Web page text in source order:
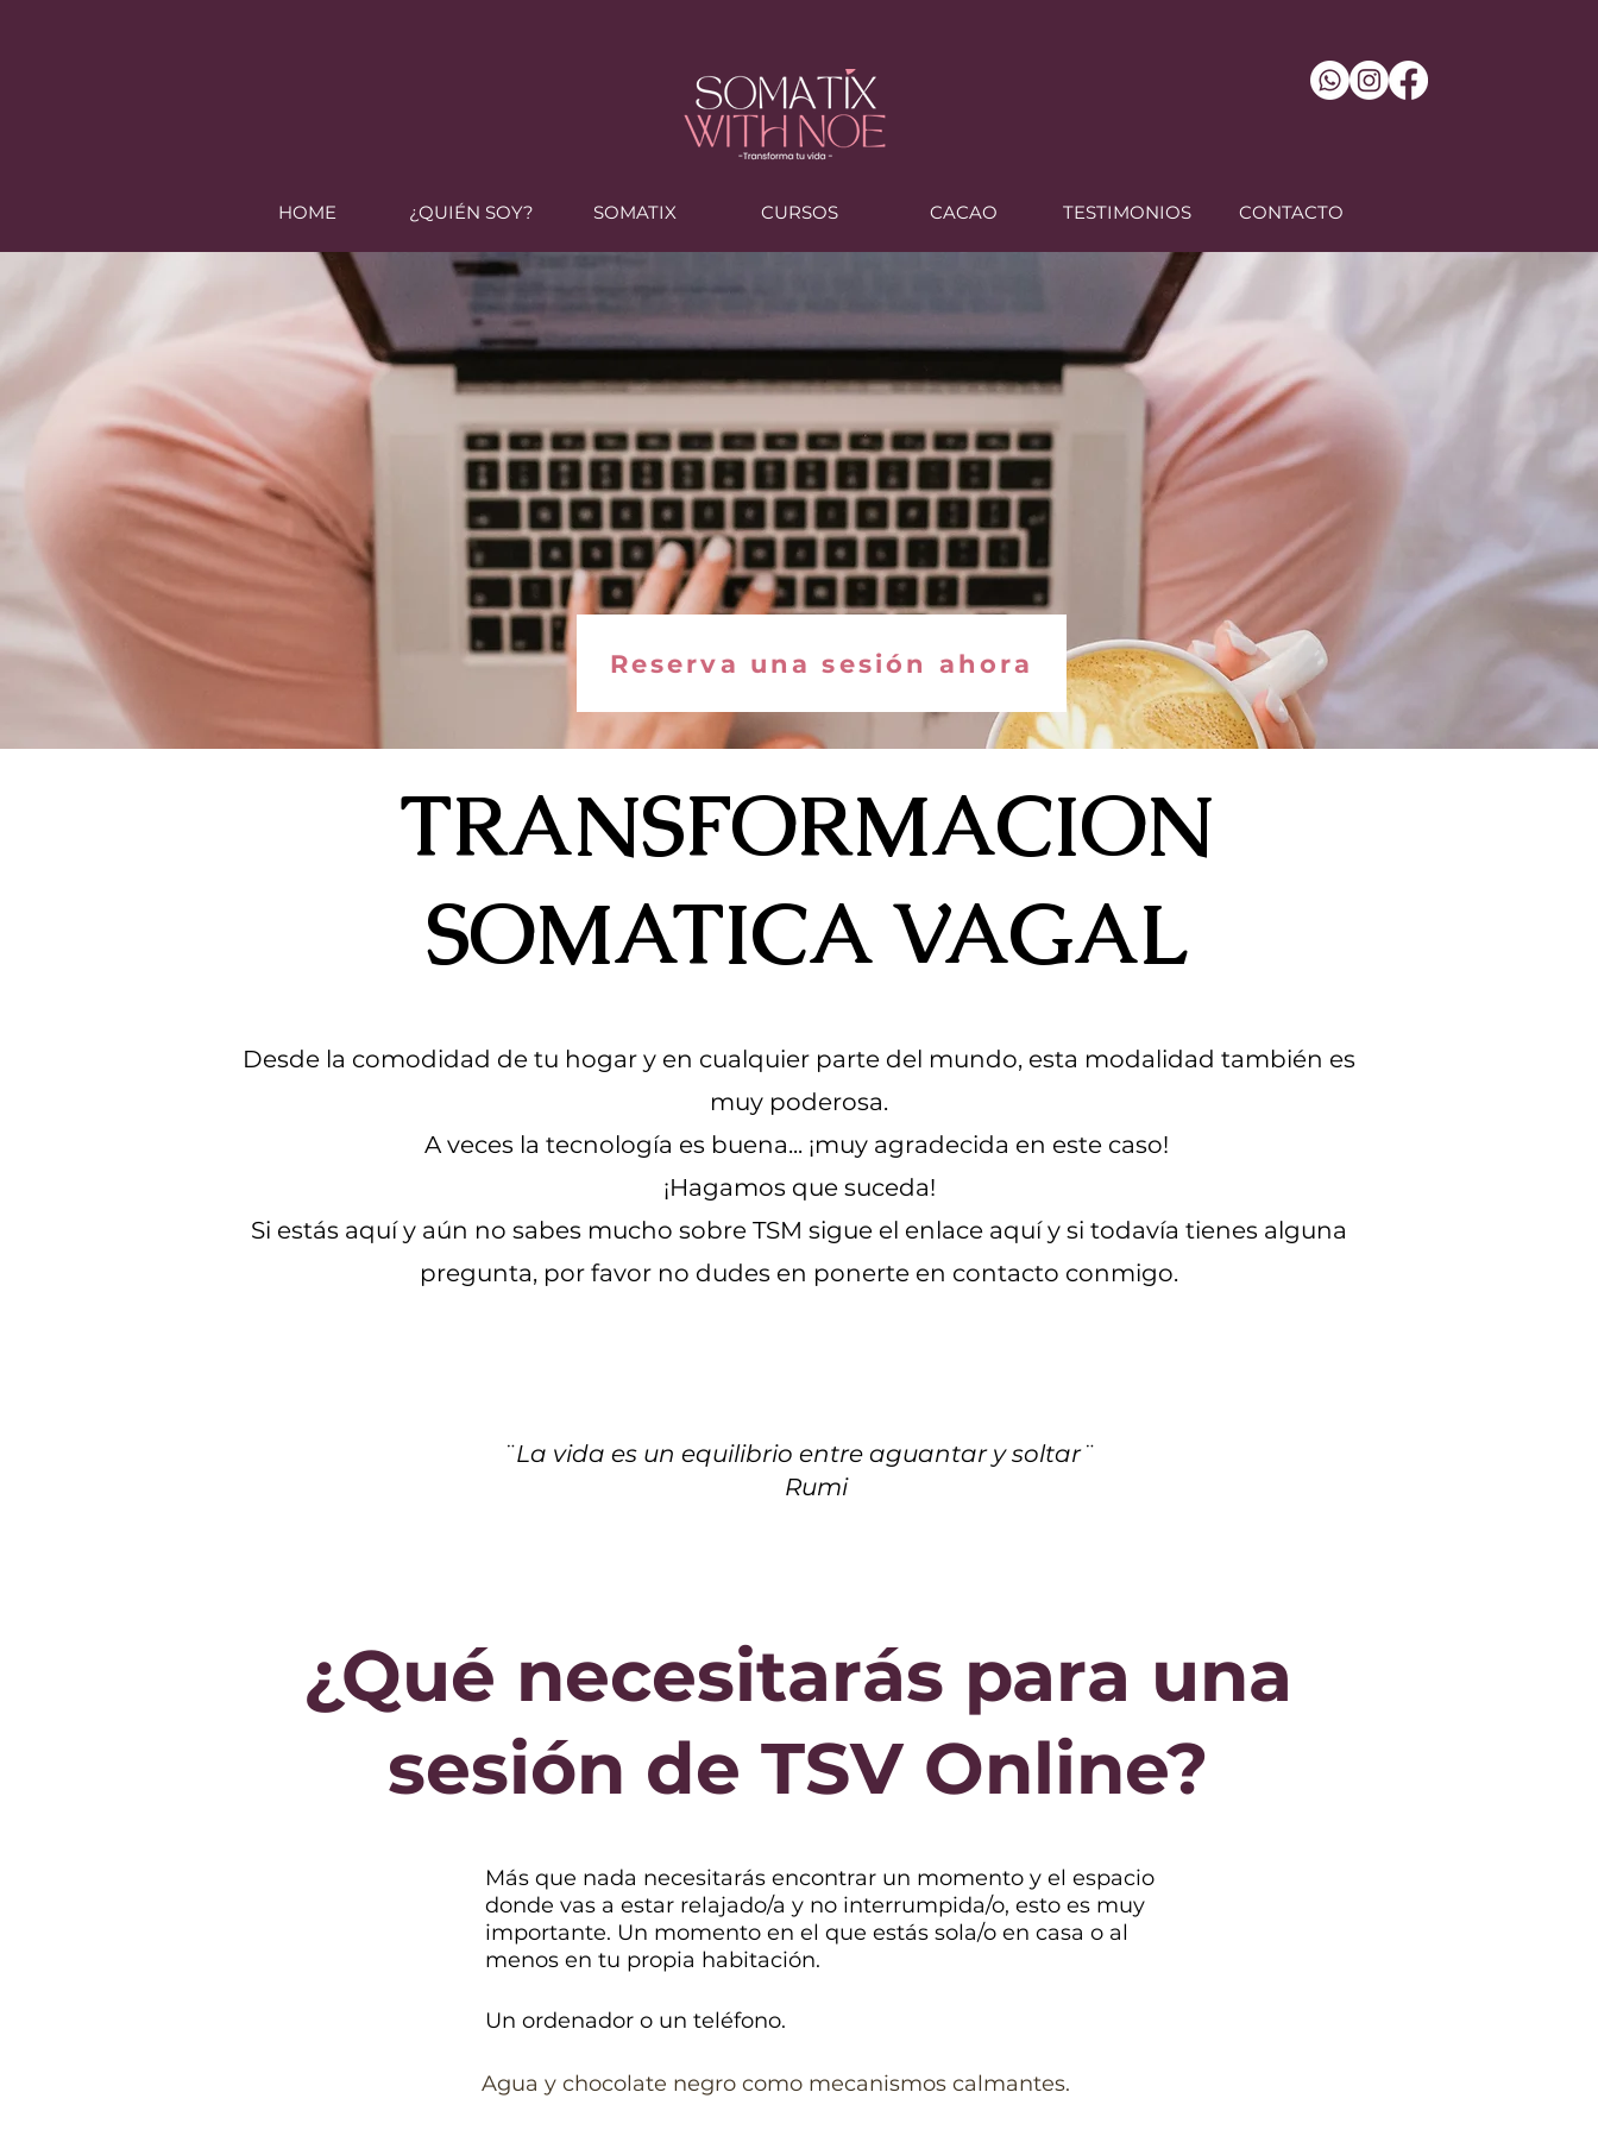
HOME ¿QUIÉN SOY? SOMATIX CURSOS CACAO TESTIMONIOS CONTACTO
Reserva una sesión ahora
TRANSFORMACION
SOMATICA VAGAL
Desde la comodidad de tu hogar y en cualquier parte del mundo, esta modalidad también es
muy poderosa.
A veces la tecnología es buena... ¡muy agradecida en este caso!
¡Hagamos que suceda!
Si estás aquí y aún no sabes mucho sobre TSM sigue el enlace aquíy si todavía tienes alguna
pregunta, por favor no dudes en ponerte en contacto conmigo.
¨La vida es un equilibrio entre aguantar y soltar¨
Rumi
¿Qué necesitarás para una
sesión de TSV Online?
Más que nada necesitarás encontrar un momento y el espacio
donde vas a estar relajado/a y no interrumpida/o, esto es muy
importante. Un momento en el que estás sola/o en casa o al
menos en tu propia habitación.
Un ordenador o un teléfono.
Agua y chocolate negro como mecanismos calmantes.